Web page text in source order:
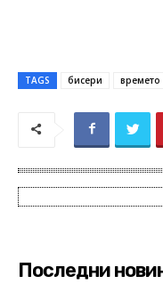
TAGS бисери времето
Последни